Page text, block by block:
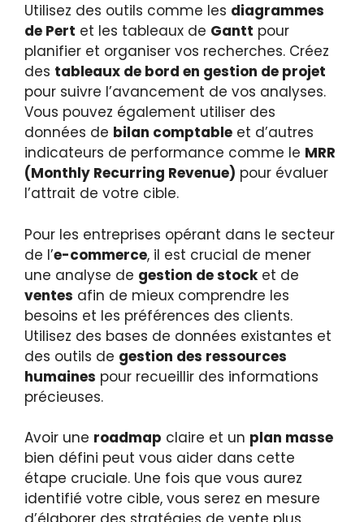
Utilisez des outils comme les diagrammes
de Pert et les tableaux de Gantt pour
planifier et organiser vos recherches. Créez
des tableaux de bord en gestion de projet
pour suivre l’avancement de vos analyses.
Vous pouvez également utiliser des
données de bilan comptable et d’autres
indicateurs de performance comme le MRR
(Monthly Recurring Revenue) pour évaluer
l’attrait de votre cible.
Pour les entreprises opérant dans le secteur
de l’e-commerce, il est crucial de mener
une analyse de gestion de stocket de
ventes afin de mieux comprendre les
besoins et les préférences des clients.
Utilisez des bases de données existantes et
des outils de gestion des ressources
humaines pour recueillir des informations
précieuses.
Avoir une roadmap claire et un plan masse
bien défini peut vous aider dans cette
étape cruciale. Une fois que vous aurez
identifié votre cible, vous serez en mesure